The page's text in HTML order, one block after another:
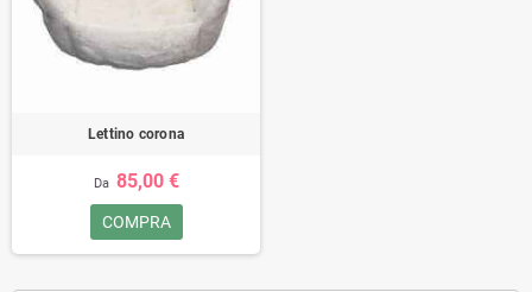
Lettino corona
Da 85,00 €
COMPRA